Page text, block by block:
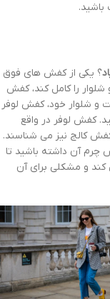
باشید.
؟ یکی از کفش های فوق
شلوار را کامل کند، کفش
و شلوار خود، کفش لوفر
کفش لوفر در واقع
کالج نیز می شناسند.
چرم آن داشته باشید تا
کند و مشکلی برای آن